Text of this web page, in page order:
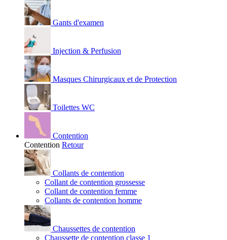
Gants d'examen
Injection & Perfusion
Masques Chirurgicaux et de Protection
Toilettes WC
Contention
Contention Retour
Collants de contention
Collant de contention grossesse
Collant de contention femme
Collants de contention homme
Chaussettes de contention
Chaussette de contention classe 1